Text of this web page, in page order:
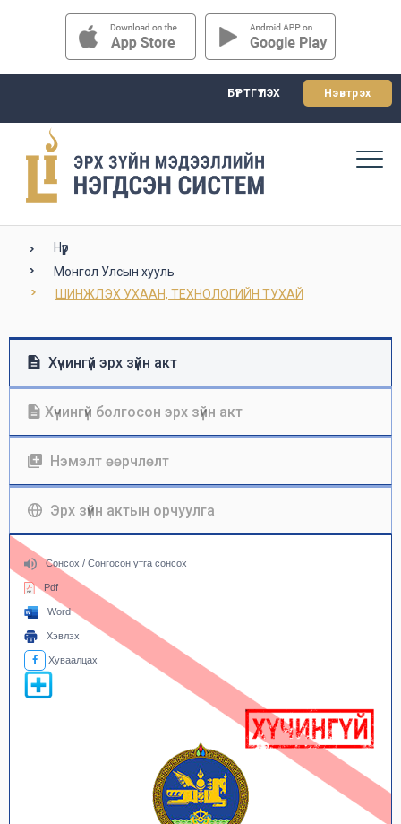
БҮРТГҮҮЛЭХ Нэвтрэх
Нүүр
Монгол Улсын хууль
ШИНЖЛЭХ УХААН, ТЕХНОЛОГИЙН ТУХАЙ
Хүчингүй эрх зүйн акт
Хүчингүй болгосон эрх зүйн акт
Нэмэлт өөрчлөлт
Эрх зүйн актын орчуулга
Сонсох / Сонгосон утга сонсох
Pdf
Word
Хэвлэх
Хуваалцах